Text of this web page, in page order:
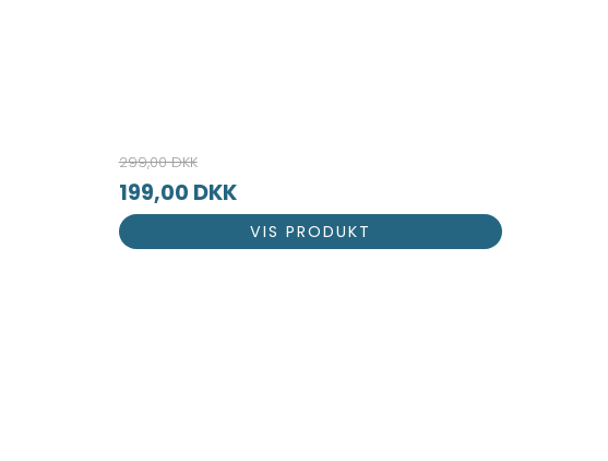
299,00 DKK
199,00 DKK
VIS PRODUKT